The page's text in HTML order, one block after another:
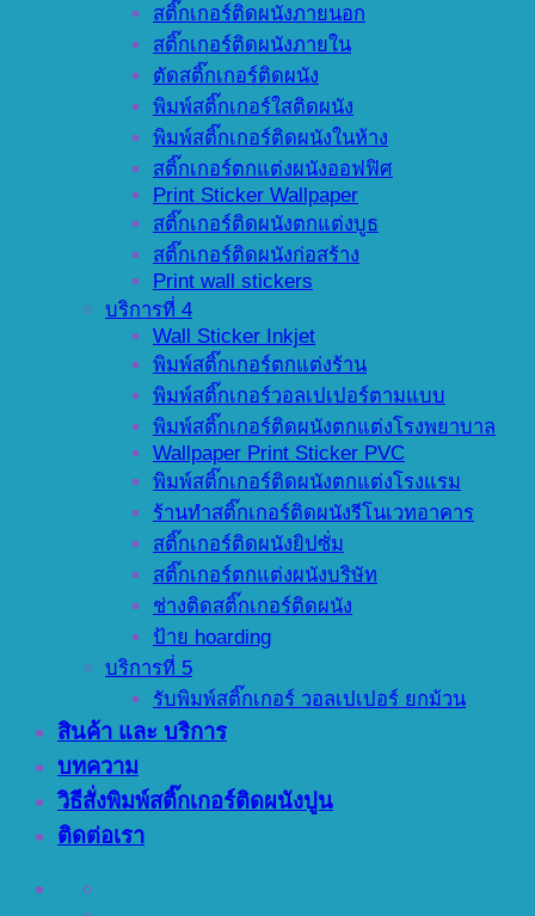
สติ๊กเกอร์ติดผนังภายนอก
สติ๊กเกอร์ติดผนังภายใน
ตัดสติ๊กเกอร์ติดผนัง
พิมพ์สติ๊กเกอร์ใสติดผนัง
พิมพ์สติ๊กเกอร์ติดผนังในห้าง
สติ๊กเกอร์ตกแต่งผนังออฟฟิศ
Print Sticker Wallpaper
สติ๊กเกอร์ติดผนังตกแต่งบูธ
สติ๊กเกอร์ติดผนังก่อสร้าง
Print wall stickers
บริการที่ 4
Wall Sticker Inkjet
พิมพ์สติ๊กเกอร์ตกแต่งร้าน
พิมพ์สติ๊กเกอร์วอลเปเปอร์ตามแบบ
พิมพ์สติ๊กเกอร์ติดผนังตกแต่งโรงพยาบาล
Wallpaper Print Sticker PVC
พิมพ์สติ๊กเกอร์ติดผนังตกแต่งโรงแรม
ร้านทำสติ๊กเกอร์ติดผนังรีโนเวทอาคาร
สติ๊กเกอร์ติดผนังยิปซั่ม
สติ๊กเกอร์ตกแต่งผนังบริษัท
ช่างติดสติ๊กเกอร์ติดผนัง
ป้าย hoarding
บริการที่ 5
รับพิมพ์สติ๊กเกอร์ วอลเปเปอร์ ยกม้วน
สินค้า และ บริการ
บทความ
วิธีสั่งพิมพ์สติ๊กเกอร์ติดผนังปูน
ติดต่อเรา